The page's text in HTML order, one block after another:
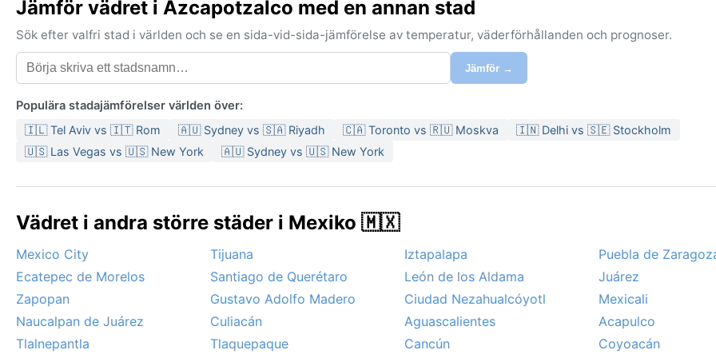
Jämför vädret i Azcapotzalco med en annan stad
Sök efter valfri stad i världen och se en sida-vid-sida-jämförelse av temperatur, väderförhållanden och prognoser.
Jämför →
Populära stadajämförelser världen över:
🇮🇱 Tel Aviv vs 🇮🇹 Rom 🇦🇺 Sydney vs 🇸🇦 Riyadh 🇨🇦 Toronto vs 🇷🇺 Moskva
🇮🇳 Delhi vs 🇸🇪 Stockholm
🇺🇸 Las Vegas vs 🇺🇸 New York
🇦🇺 Sydney vs 🇺🇸 New York
Vädret i andra större städer i Mexiko 🇲🇽
Mexico City Tijuana Iztapalapa
Puebla de
Ecatepec de Morelos
Santiago de Querétaro León de los Aldama
Juárez
Zapopan
Gustavo Adolfo Madero Ciudad Nezahualcóyotl
Mexicali
Naucalpan de Juárez
Culiacán Aguascalientes
Acapulco
Tlalnepantla
Tlaquepaque Cancún Coyoacán